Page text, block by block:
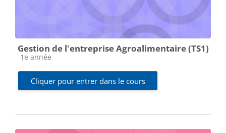
Gestion de l'entreprise Agroalimentaire (TS1)
Catégorie de cours
1e année
Cliquer pour entrer dans le cours